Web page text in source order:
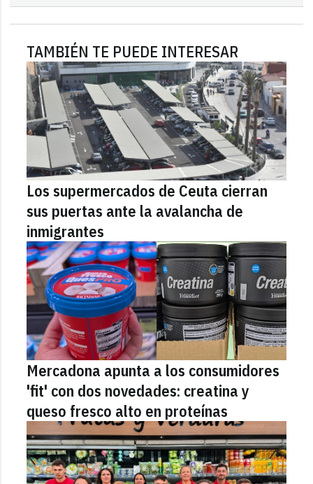
TAMBIÉN TE PUEDE INTERESAR
Los supermercados de Ceuta cierran
sus puertas ante la avalancha de
inmigrantes
Mercadona apunta a los consumidores
'fit' con dos novedades: creatina y
queso fresco alto en proteínas